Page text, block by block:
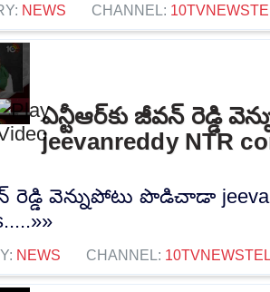
NEWS CHANNEL:
ఎన్టీఆర్‌కు జీవన్ రెడ్డి
jeevanreddy NTR
రెడ్డి వెన్నుపోటు పొడిచాడా
NEWS CHANNEL: